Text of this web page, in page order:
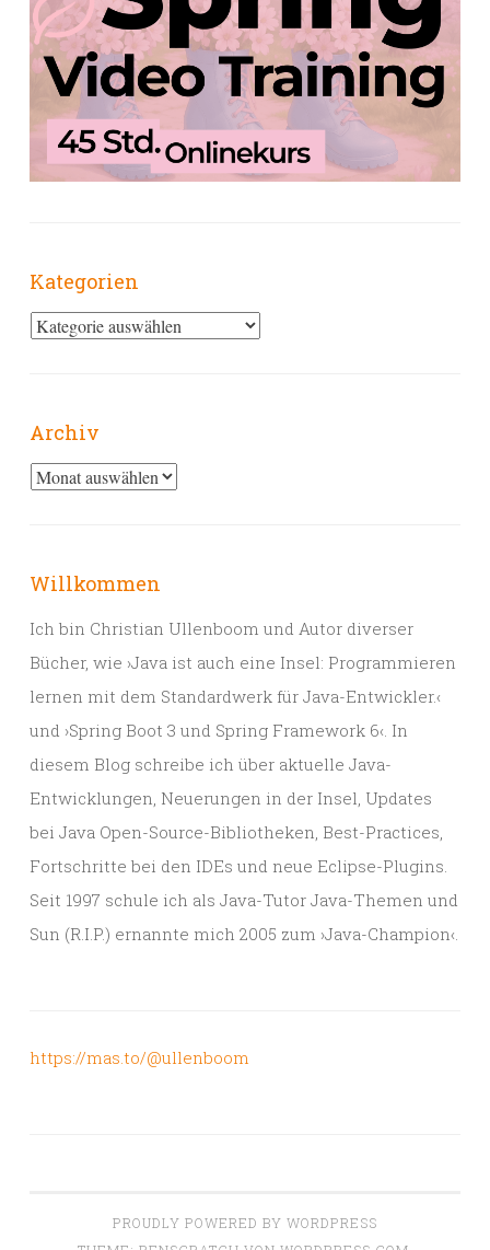
Kategorien
Kategorien
Archiv
Archiv
Willkommen
Ich bin Christian Ullenboom und Autor diverser
Bücher, wie ›Java ist auch eine Insel: Programmieren
lernen mit dem Standardwerk für Java-Entwickler.‹
und ›Spring Boot 3 und Spring Framework 6‹. In
diesem Blog schreibe ich über aktuelle Java-
Entwicklungen, Neuerungen in der Insel, Updates
bei Java Open-Source-Bibliotheken, Best-Practices,
Fortschritte bei den IDEs und neue Eclipse-Plugins.
Seit 1997 schule ich als Java-Tutor Java-Themen und
Sun (R.I.P.) ernannte mich 2005 zum ›Java-Champion‹.
https://mas.to/@ullenboom
PROUDLY POWERED BY WORDPRESS